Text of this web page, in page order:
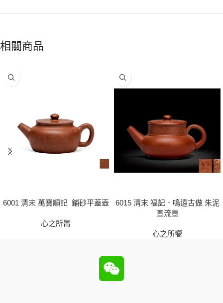
相關商品
6001 清末 萬寶順記 鋪砂平蓋壺
心之所嚮
6015 清末 福記．鳴遠古做 朱泥
直流壺
心之所嚮